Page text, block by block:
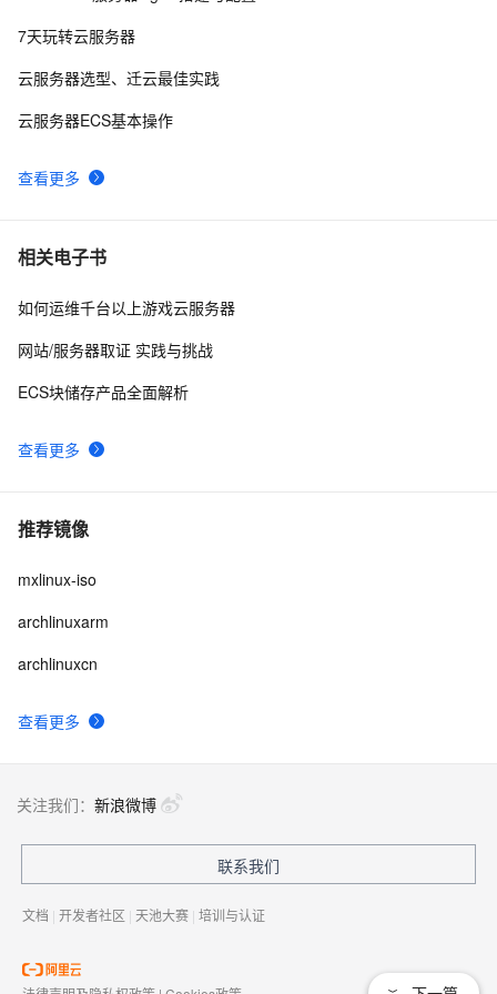
10 使用阿里云服务器ESC部署Flask项目，完成个人开发
查看更多
7天玩转云服务器
云服务器选型、迁云最佳实践
云服务器ECS基本操作
相关电子书
查看更多
如何运维千台以上游戏云服务器
网站/服务器取证 实践与挑战
ECS块储存产品全面解析
推荐镜像
查看更多
mxlinux-iso
archlinuxarm
archlinuxcn
关注我们： 新浪微博
联系我们
文档 | 开发者社区 | 天池大赛 | 培训与认证